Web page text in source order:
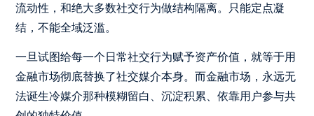
流动性，和绝大多数社交行为做结构隔离。只能定点凝
结，不能全域泛滥。
一旦试图给每一个日常社交行为赋予资产价值，就等于用
金融市场彻底替换了社交媒介本身。而金融市场，永远无
法诞生冷媒介那种模糊留白、沉淀积累、依靠用户参与共